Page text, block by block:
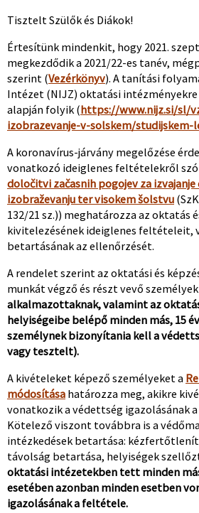
Tisztelt Szülők és Diákok!
Értesítünk mindenkit, hogy 2021.
megkezdődik a 2021/22-es tanév,
szerint (Vezérkönyv). A tanítási
Intézet (NIJZ) oktatási
alapján folyik (https://www.nijz.si/sl/
izobrazevanje-v-solskem/studijskem-
A koronavírus-járvány megelőzése
vonatkozó ideiglenes feltételekről
določitvi začasnih pogojev za
izobraževanju ter visokem šolstvu
132/21 sz.)) meghatározza az oktatás
kivitelezésének ideiglenes feltételeit,
betartásának az ellenőrzését.
A rendelet szerint az oktatási és
munkát végző és részt vevő
alkalmazottaknak, valamint az
helyiségeibe belépő minden más, 15
személynek bizonyítania kell a
vagy tesztelt).
A kivételeket képező személyeket a
módosítása határozza meg, akikre
vonatkozik a védettség igazolásának
Kötelező viszont továbbra is a
intézkedések betartása:
távolság betartása, helyiségek
oktatási intézetekben tett minden
esetében azonban minden esetben
igazolásának a feltétele.